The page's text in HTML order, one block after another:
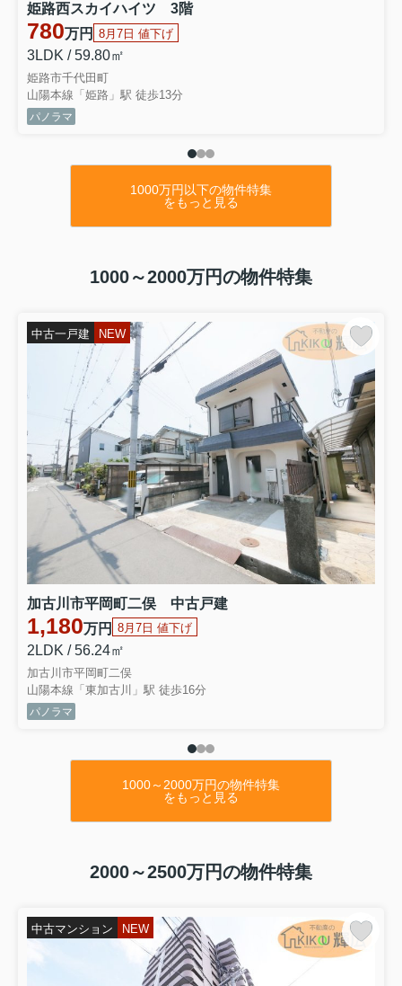
〇姫路市御立中４丁目 中古戸建〇
1630万円 価格変更
駐車３台（車種による）
〇加古川町大野 中古戸建〇
3600万円 価格変更
JR加古川線日岡駅徒歩8分
山陽電鉄尾上の松駅徒歩9分
カーポート2台可 LDK床暖房
〇高砂市米田町米田 中古マンション〇
9階 オートロック 日当たり良好
3LDK2面バルコニー
平米 日当たり良好
〇加古川市平岡町土山 中古戸建〇
2480万円
JR土山駅徒歩8分
ヤング開発施工 オール電化住宅
〇宍粟市一宮町 中古戸建〇
420万円
1LDK 避暑地の別荘
リフォーム歴あり
〇野口町長砂 中古戸建〇
320万円
3
DK普通車1台駐車可
山電浜の宮駅徒歩
〇高砂町東宮町 中古戸建〇
250万円
5DK収益物件としても
山電高砂駅徒歩20 分
〇神崎郡市川町 土地〇
150 万円
敷地約 47 坪 別荘地に最適
JR 播但線甘地駅徒歩 31分
〇別府町別府 （賃貸中）戸建〇
誠に勝手ながら以下の期間を夏季休業とさせていただきます
ご不便をおかけしますが
何卒ご容赦くださいますようお願い申し上げます
姫路西スカイハイツ 3階
780万円 8月7日 値下げ
3LDK / 59.80㎡
姫路市千代田町
山陽本線「姫路」駅 徒歩13分
パノラマ
1000万円以下の物件特集
をもっと見る
1000～2000万円の物件特集
中古一戸建 NEW
加古川市平岡町二俣 中古戸建
1,180万円 8月7日 値下げ
2LDK / 56.24㎡
加古川市平岡町二俣
山陽本線「東加古川」駅 徒歩16分
パノラマ
1000～2000万円の物件特集
をもっと見る
2000～2500万円の物件特集
中古マンション NEW